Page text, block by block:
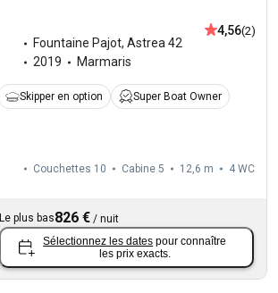
Fountaine Pajot,Astrea 42
2019
Marmaris
4,56(2)
Skipper en option Super Boat Owner
Couchettes 10 Cabine 5 12,6 m 4 WC
Le plus bas826 € /nuit
Sélectionnez les dates pour connaître
les prix exacts.